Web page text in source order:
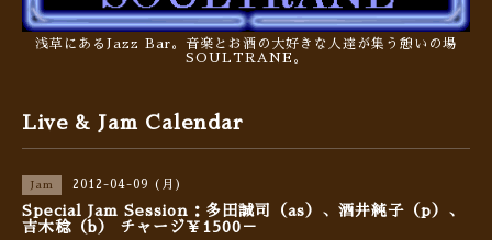
浅草にあるJazz Bar。音楽とお酒の大好きな人達が集う憩いの場
SOULTRANE。
Live & Jam Calendar
Jam 2012-04-09 (月)
Special Jam Session：多田誠司（as）、酒井純子（p）、
吉木稔（b） チャージ￥1500－